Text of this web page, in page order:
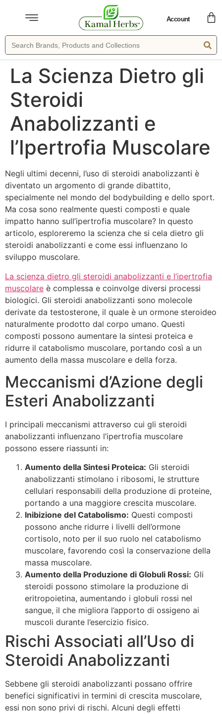
Account
La Scienza Dietro gli
Steroidi
Anabolizzanti e
l’Ipertrofia Muscolare
Negli ultimi decenni, l’uso di steroidi anabolizzanti è
diventato un argomento di grande dibattito,
specialmente nel mondo del bodybuilding e dello sport.
Ma cosa sono realmente questi composti e quale
impatto hanno sull’ipertrofia muscolare? In questo
articolo, esploreremo la scienza che si cela dietro gli
steroidi anabolizzanti e come essi influenzano lo
sviluppo muscolare.
La scienza dietro gli steroidi anabolizzanti e l’ipertrofia
muscolare è complessa e coinvolge diversi processi
biologici. Gli steroidi anabolizzanti sono molecole
derivate da testosterone, il quale è un ormone steroideo
naturalmente prodotto dal corpo umano. Questi
composti possono aumentare la sintesi proteica e
ridurre il catabolismo muscolare, portando così a un
aumento della massa muscolare e della forza.
Meccanismi d’Azione degli
Esteri Anabolizzanti
I principali meccanismi attraverso cui gli steroidi
anabolizzanti influenzano l’ipertrofia muscolare
possono essere riassunti in:
Aumento della Sintesi Proteica: Gli steroidi
anabolizzanti stimolano i ribosomi, le strutture
cellulari responsabili della produzione di proteine,
portando a una maggiore crescita muscolare.
Inibizione del Catabolismo: Questi composti
possono anche ridurre i livelli dell’ormone
cortisolo, noto per il suo ruolo nel catabolismo
muscolare, favorendo così la conservazione della
massa muscolare.
Aumento della Produzione di Globuli Rossi: Gli
steroidi possono stimolare la produzione di
eritropoietina, aumentando i globuli rossi nel
sangue, il che migliora l’apporto di ossigeno ai
muscoli durante l’esercizio fisico.
Rischi Associati all’Uso di
Steroidi Anabolizzanti
Sebbene gli steroidi anabolizzanti possano offrire
benefici significativi in termini di crescita muscolare,
essi non sono privi di rischi. Alcuni degli effetti